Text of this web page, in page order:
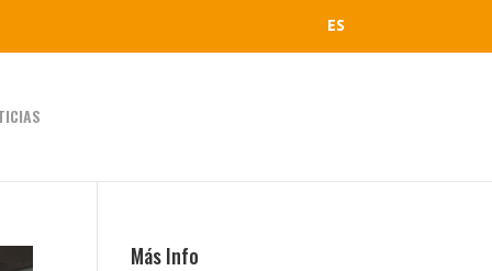
ES
Más Info